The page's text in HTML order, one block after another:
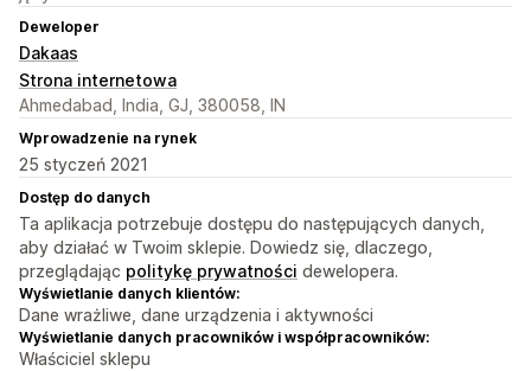
Deweloper
Dakaas
Strona internetowa
Ahmedabad, India, GJ, 380058, IN
Wprowadzenie na rynek
25 styczeń 2021
Dostęp do danych
Ta aplikacja potrzebuje dostępu do następujących danych,
aby działać w Twoim sklepie. Dowiedz się, dlaczego,
przeglądając politykę prywatności dewelopera.
Wyświetlanie danych klientów:
Dane wrażliwe, dane urządzenia i aktywności
Wyświetlanie danych pracowników i współpracowników:
Właściciel sklepu